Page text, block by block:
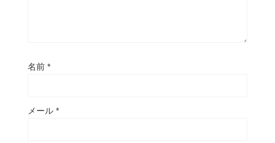
名前 *
メール *